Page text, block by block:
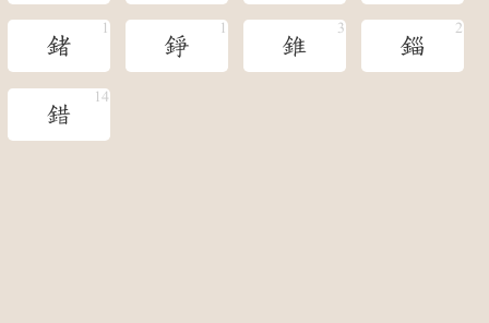
鍺 錚 錐 錙
錯